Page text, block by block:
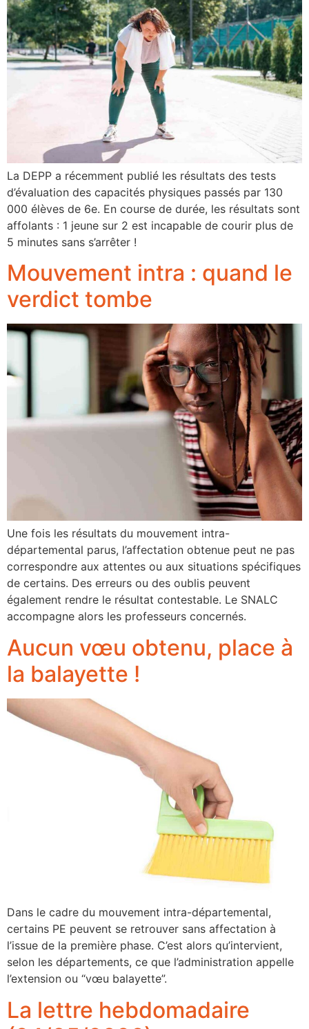
La DEPP a récemment publié les résultats des tests
d’évaluation des capacités physiques passés par 130
000 élèves de 6e. En course de durée, les résultats sont
affolants : 1 jeune sur 2 est incapable de courir plus de
5 minutes sans s’arrêter !
Mouvement intra : quand le
verdict tombe
Une fois les résultats du mouvement intra-
départemental parus, l’affectation obtenue peut ne pas
correspondre aux attentes ou aux situations spécifiques
de certains. Des erreurs ou des oublis peuvent
également rendre le résultat contestable. Le SNALC
accompagne alors les professeurs concernés.
Aucun vœu obtenu, place à
la balayette !
Dans le cadre du mouvement intra-départemental,
certains PE peuvent se retrouver sans affectation à
l’issue de la première phase. C’est alors qu’intervient,
selon les départements, ce que l’administration appelle
l’extension ou “vœu balayette”.
La lettre hebdomadaire